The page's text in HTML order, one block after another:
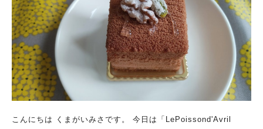
こんにちは くまがいみさです。 今日は「LePoissond'Avril